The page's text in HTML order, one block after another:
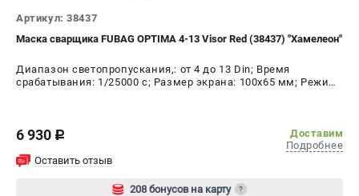
Артикул: 38437
Маска сварщика FUBAG OPTIMA 4-13 Visor Red (38437) "Хамелеон"
Диапазон светопропускания,: от 4 до 13 Din; Время
срабатывания: 1/25000 с; Размер экрана: 100x65 мм; Режим
6 930 c
Доставим
Подробнее
Оставить отзыв
208 бонусов на карту ?